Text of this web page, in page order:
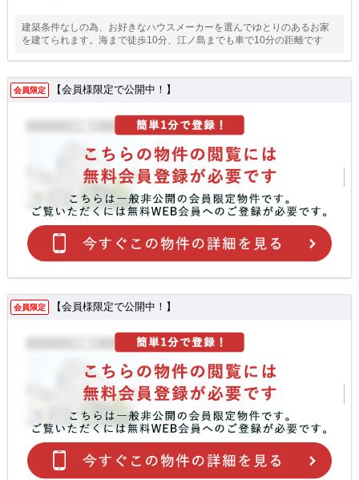
建築条件なしの為、お好きなハウスメーカーを選んでゆとりのあるお家
を建てられます。海まで徒歩10分、江ノ島までも車で10分の距離です
会員限定 【会員様限定で公開中！】
会員限定 【会員様限定で公開中！】